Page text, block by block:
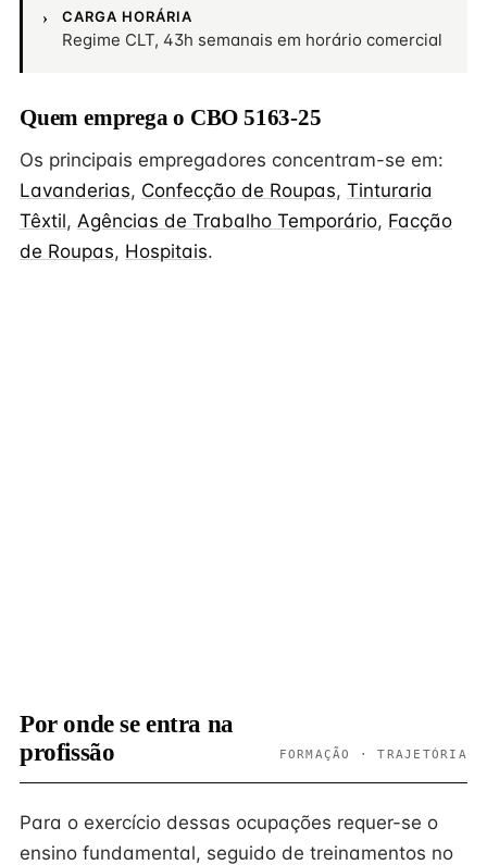
CARGA HORÁRIA
Regime CLT, 43h semanais em horário comercial
Quem emprega o CBO 5163-25
Os principais empregadores concentram-se em:
Lavanderias, Confecção de Roupas, Tinturaria
Têxtil, Agências de Trabalho Temporário, Facção
de Roupas, Hospitais.
Por onde se entra na
profissão
FORMAÇÃO · TRAJETÓRIA
Para o exercício dessas ocupações requer-se o
ensino fundamental, seguido de treinamentos no